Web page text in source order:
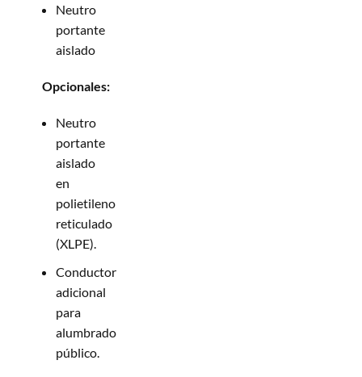
Neutro
portante
aislado
Opcionales:
Neutro
portante
aislado
en
polietileno
reticulado
(XLPE).
Conductor
adicional
para
alumbrado
público.